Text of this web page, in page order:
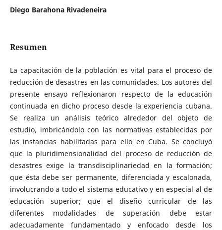
Diego Barahona Rivadeneira
Resumen
La capacitación de la población es vital para el proceso de
reducción de desastres en las comunidades. Los autores del
presente ensayo reflexionaron respecto de la educación
continuada en dicho proceso desde la experiencia cubana.
Se realiza un análisis teórico alrededor del objeto de
estudio, imbricándolo con las normativas establecidas por
las instancias habilitadas para ello en Cuba. Se concluyó
que la pluridimensionalidad del proceso de reducción de
desastres exige la transdisciplinariedad en la formación;
que ésta debe ser permanente, diferenciada y escalonada,
involucrando a todo el sistema educativo y en especial al de
educación superior; que el diseño curricular de las
diferentes modalidades de superación debe estar
adecuadamente fundamentado y enfocado desde los